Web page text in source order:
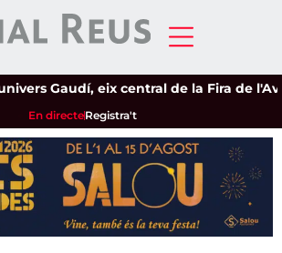
Gaudí, eix central de la Fira de
En directeRegistra't